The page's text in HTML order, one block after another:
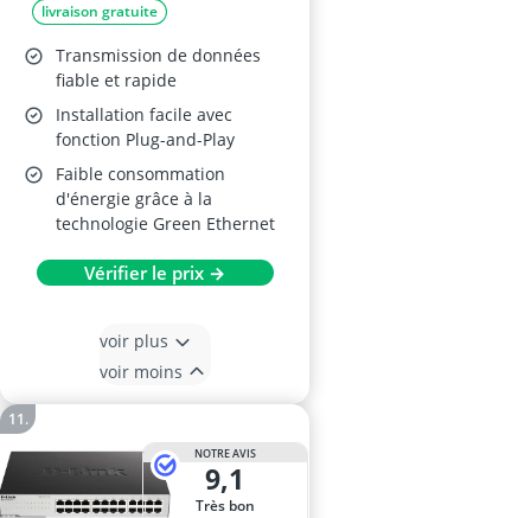
livraison gratuite
Transmission de données
fiable et rapide
Installation facile avec
fonction Plug-and-Play
Faible consommation
d'énergie grâce à la
technologie Green Ethernet
Vérifier le prix →
voir plus
voir moins
NOTRE AVIS
9,1
Très bon